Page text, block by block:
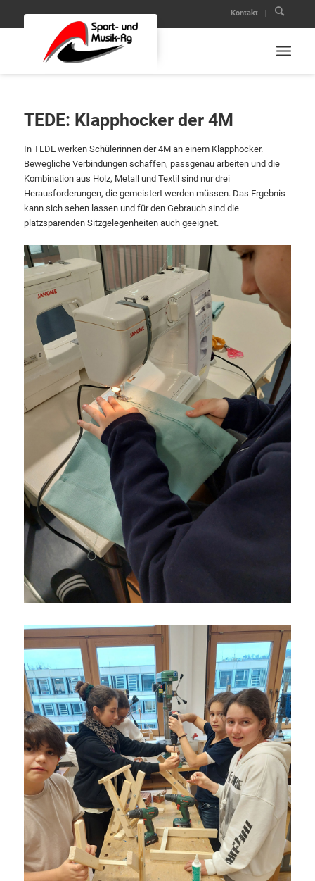
Kontakt
TEDE: Klapphocker der 4M
In TEDE werken Schülerinnen der 4M an einem Klapphocker.
Bewegliche Verbindungen schaffen, passgenau arbeiten und die
Kombination aus Holz, Metall und Textil sind nur drei
Herausforderungen, die gemeistert werden müssen. Das Ergebnis
kann sich sehen lassen und für den Gebrauch sind die
platzsparenden Sitzgelegenheiten auch geeignet.